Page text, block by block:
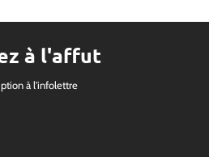
à l'affut
à l'infolettre